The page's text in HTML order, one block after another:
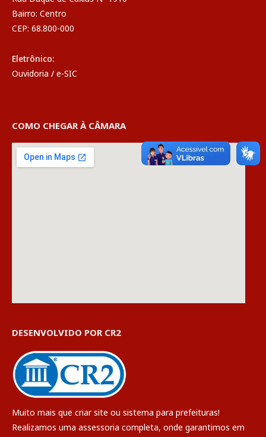
Bairro: Centro
CEP: 68.800-000
Eletrônico:
Ouvidoria / e-SIC
COMO CHEGAR À CÂMARA
DESENVOLVIDO POR CR2
Muito mais que criar site ou sistema para prefeituras!
Realizamos uma assessoria completa, onde garantimos em